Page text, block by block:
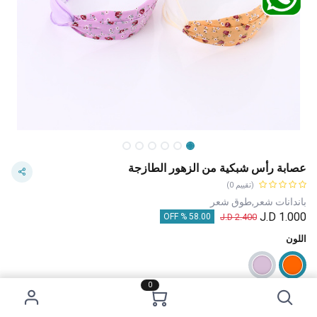
0
عصابة رأس شبكية من الزهور الطازجة
(تقييم 0)
باندانات شعر,طوق شعر
1.000
2.400
J.D
58.00 % OFF
اللون